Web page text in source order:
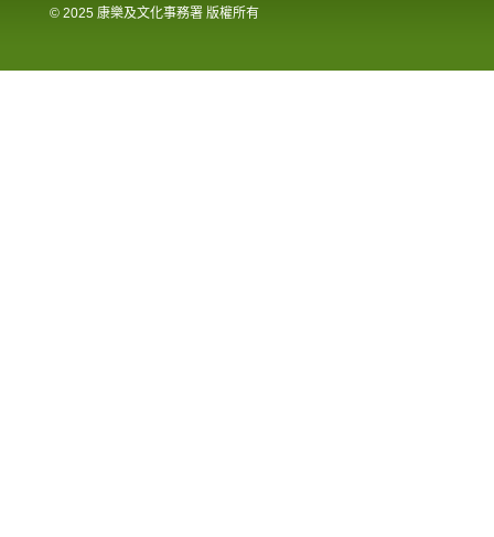
© 2025 康樂及文化事務署 版權所有